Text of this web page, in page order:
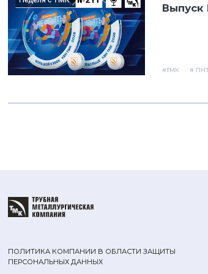
Выпуск
#ТМК #
ПОЛИТИКА КОМПАНИИ В ОБЛАСТИ ЗАЩИТЫ
ПЕРСОНАЛЬНЫХ ДАННЫХ